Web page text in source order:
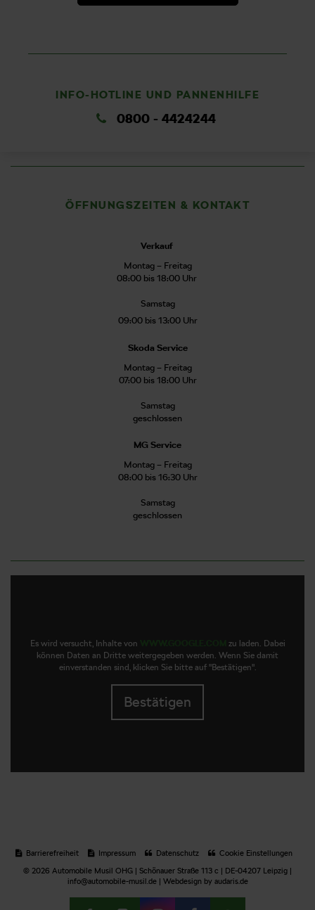
INFO-HOTLINE UND PANNENHILFE
0800 - 4424244
ÖFFNUNGSZEITEN & KONTAKT
Verkauf
Montag – Freitag
08:00 bis 18:00 Uhr
Samstag
09:00 bis 13:00 Uhr
Skoda Service
Montag – Freitag
07:00 bis 18:00 Uhr
Samstag
geschlossen
MG Service
Montag – Freitag
08:00 bis 16:30 Uhr
Samstag
geschlossen
Es wird versucht, Inhalte von
zu laden. Dabei
können Daten an Dritte weitergegeben werden. Wenn Sie damit
einverstanden sind, klicken Sie bitte auf "Bestätigen".
Bestätigen
Barrierefreiheit Impressum Datenschutz
Cookie Einstellungen
© 2026 Automobile Musil OHG | Schönauer Straße 113 c | DE-04207 Leipzig |
info@automobile-musil.de | Webdesign by audaris.de